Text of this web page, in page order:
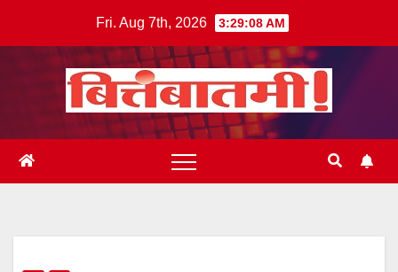
Fri. Aug 7th, 2026 3:29:09 AM